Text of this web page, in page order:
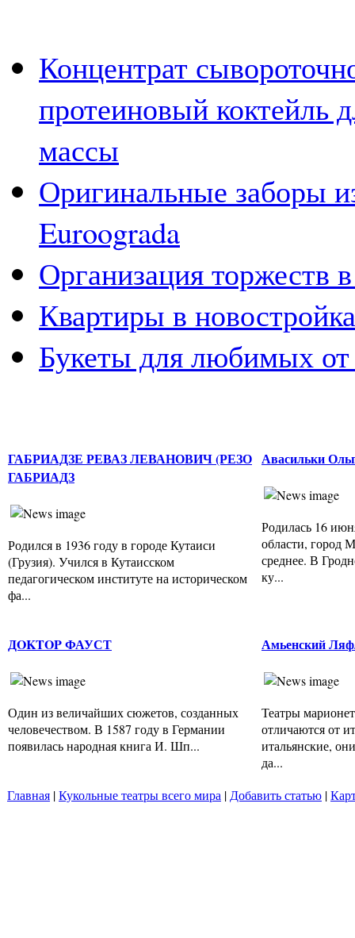
Концентрат
протеиновый коктейль
массы
Оригинальные заборы
Euroograda
Организация торжеств
Квартиры в
Букеты для любимых
ГАБРИАДЗЕ РЕВАЗ ЛЕВАНОВИЧ (РЕЗО
ГАБРИАДЗ
Родился в 1936 году в городе Кутаиси
(Грузия). Учился в Кутаисском
педагогическом институте на историческом
фа...
Авасильки
Родилась 16
области, город
среднее. В
ку...
ДOKTOP ФАУСТ
Один из величайших сюжетов, созданных
человечеством. В 1587 году в Германии
появилась народная книга И. Шп...
Амьенский
Театры
отличаются от
итальянские,
да...
Главная |Кукольные театры всего мира | Добавить статью |